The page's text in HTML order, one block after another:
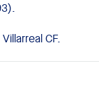
CF.